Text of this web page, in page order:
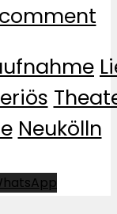
Neukölln